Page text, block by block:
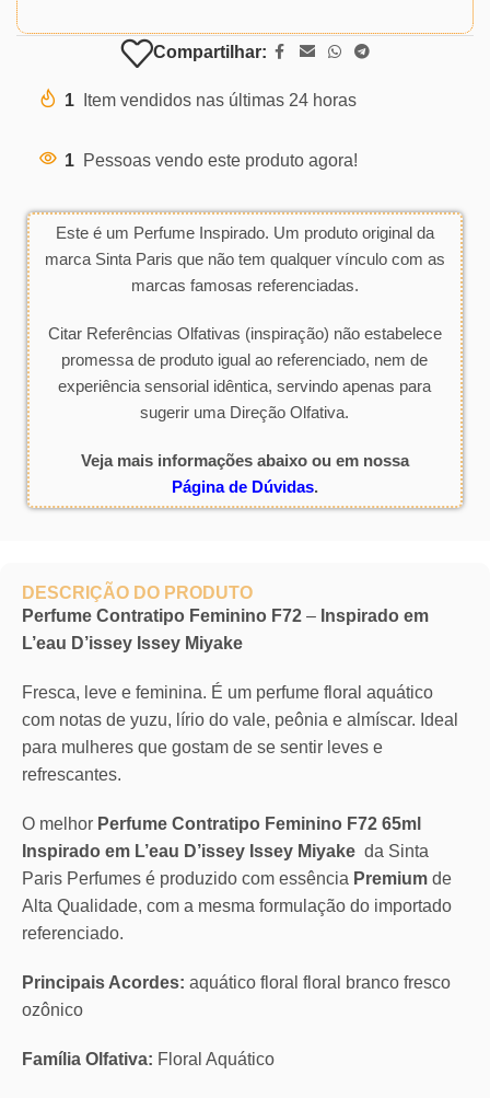
Compartilhar:
1 Item vendidos nas últimas 24 horas
1 Pessoas vendo este produto agora!
Este é um Perfume Inspirado. Um produto original da
marca Sinta Paris que não tem qualquer vínculo com as
marcas famosas referenciadas.
Citar Referências Olfativas (inspiração) não estabelece
promessa de produto igual ao referenciado, nem de
experiência sensorial idêntica, servindo apenas para
sugerir uma Direção Olfativa.
Veja mais informações abaixo ou em nossa
Página de Dúvidas.
DESCRIÇÃO DO PRODUTO
Perfume Contratipo Feminino F72 – Inspirado em
L’eau D’issey Issey Miyake
Fresca, leve e feminina. É um perfume floral aquático
com notas de yuzu, lírio do vale, peônia e almíscar. Ideal
para mulheres que gostam de se sentir leves e
refrescantes.
O melhor Perfume Contratipo Feminino F72 65ml
Inspirado em L’eau D’issey Issey Miyake da Sinta
Paris Perfumes é produzido com essência Premium de
Alta Qualidade, com a mesma formulação do importado
referenciado.
Principais Acordes: aquático floral floral branco fresco
ozônico
Família Olfativa: Floral Aquático